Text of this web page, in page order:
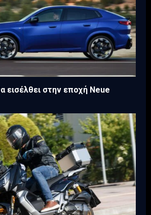
εισέλθει στην εποχή Neue